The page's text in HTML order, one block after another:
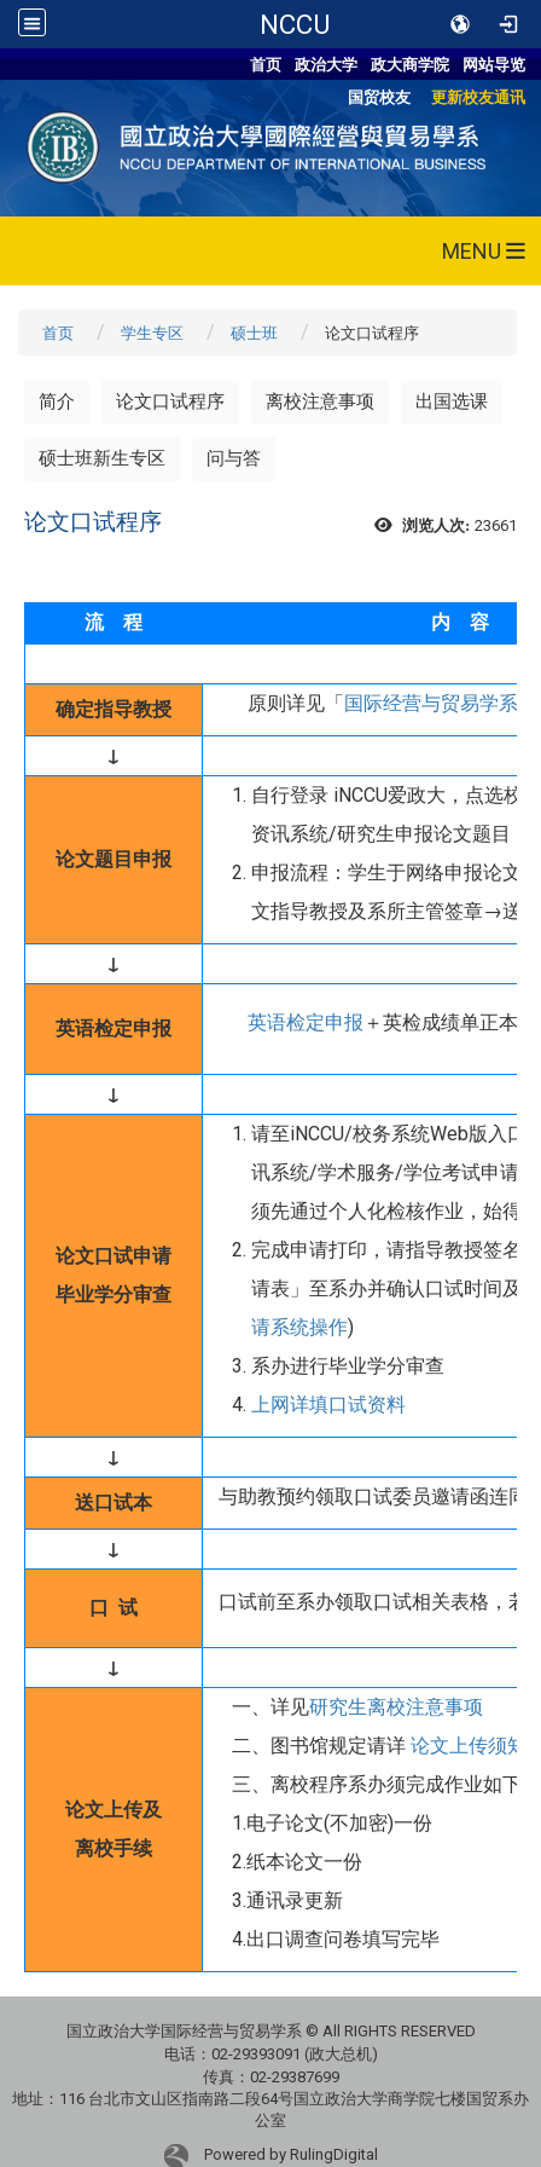
NCCU
首页 政治大学 政大商学院
网站导览
国贸校友
更新校友通讯
MENU
首页 学生专区 硕士班 论文口试程序
简介 论文口试程序 离校注意事项 出国选课
硕士班新生专区 问与答
浏览人次: 23661
论文口试程序
流 程 内 容
确定指导教授 原则详见「国际经营与贸易学系
↓
论文题目申报
自行登录 iNCCU爱政大，点选校
资讯系统/研究生申报论文题目，
申报流程：学生于网络申报论文
文指导教授及系所主管签章→送
↓
英语检定申报 英语检定申报 ＋英检成绩单正本
↓
论文口试申请
毕业学分审查
请至iNCCU/校务系统Web版入口
讯系统/学术服务/学位考试申请
须先通过个人化检核作业，始得
完成申请打印，请指导教授签名
请表」至系办并确认口试时间及
请系统操作)
系办进行毕业学分审查
上网详填口试资料
↓
送口试本
与助教预约领取口试委员邀请函连同
↓
口 试 口试前至系办领取口试相关表格，若
↓
论文上传及
离校手续
一、详见研究生离校注意事项
二、图书馆规定请详 论文上传须知
三、离校程序系办须完成作业如下
1.电子论文(不加密)一份
2.纸本论文一份
3.通讯录更新
4.出口调查问卷填写完毕
国立政治大学国际经营与贸易学系 © All RIGHTS RESERVED
电话： 02-29393091 (政大总机)
传真：02-29387699
地址： 116 台北市文山区指南路二段64号国立政治大学商学院七楼国贸系办
公室
Powered by RulingDigital